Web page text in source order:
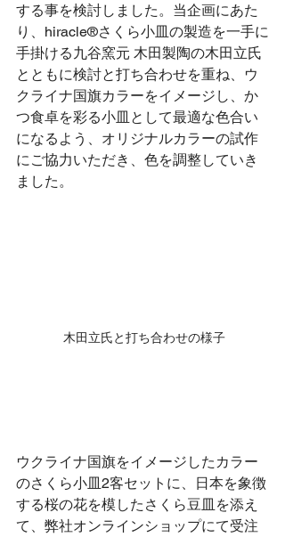
する事を検討しました。当企画にあた
り、hiracle®さくら小皿の製造を一手に
手掛ける九谷窯元 木田製陶の木田立氏
とともに検討と打ち合わせを重ね、ウ
クライナ国旗カラーをイメージし、か
つ食卓を彩る小皿として最適な色合い
になるよう、オリジナルカラーの試作
にご協力いただき、色を調整していき
ました。
木田立氏と打ち合わせの様子
ウクライナ国旗をイメージしたカラー
のさくら小皿2客セットに、日本を象徴
する桜の花を模したさくら豆皿を添え
て、弊社オンラインショップにて受注